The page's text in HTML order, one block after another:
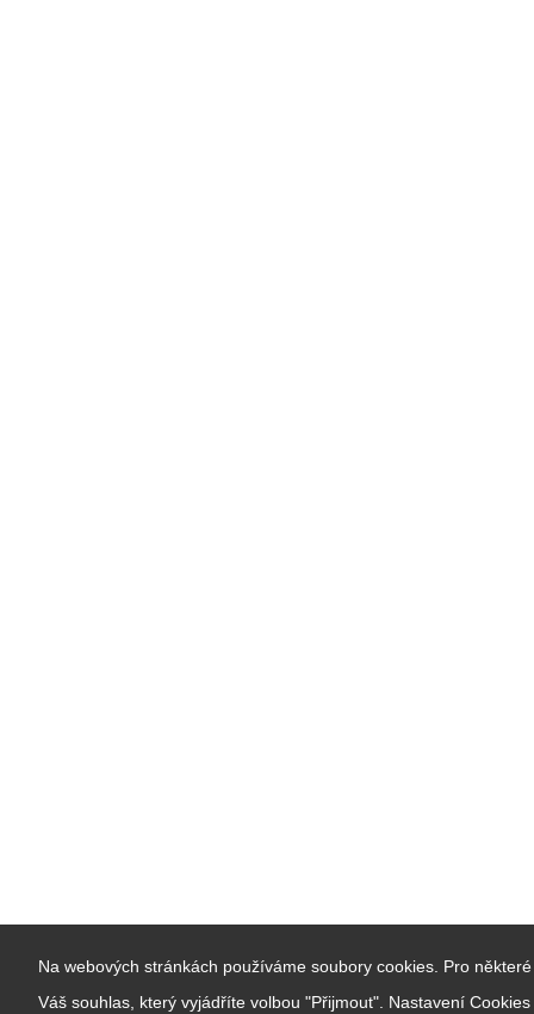
Na webových stránkách používáme soubory cookies. Pro
Váš souhlas, který vyjádříte volbou "Přijmout". Nastavení